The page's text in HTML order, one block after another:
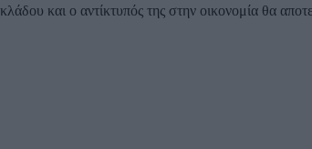
κλάδου και ο αντίκτυπός της στην οικονομία θα